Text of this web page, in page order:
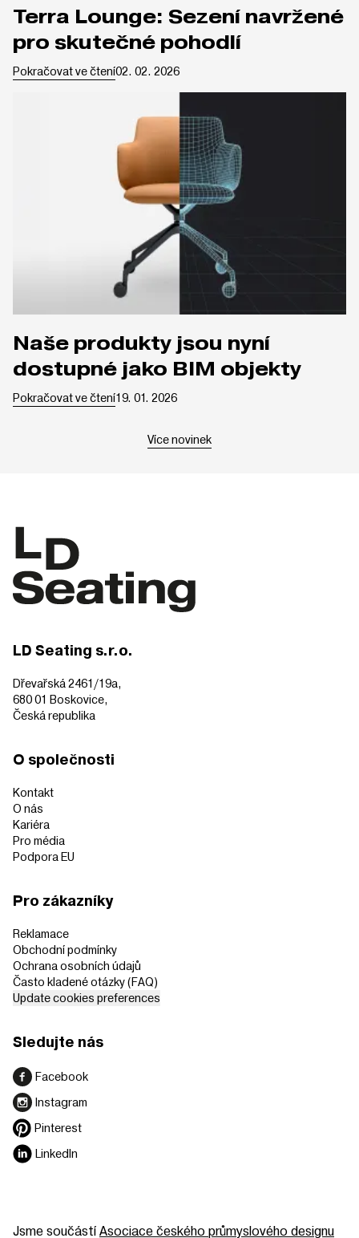
Terra Lounge: Sezení navržené
pro skutečné pohodlí
Pokračovat ve čtení02. 02. 2026
Naše produkty jsou nyní
dostupné jako BIM objekty
Pokračovat ve čtení19. 01. 2026
Více novinek
LD Seating s.r.o.
Dřevařská 2461/19a,
680 01 Boskovice,
Česká republika
O společnosti
Kontakt
O nás
Kariéra
Pro média
Podpora EU
Pro zákazníky
Reklamace
Obchodní podmínky
Ochrana osobních údajů
Často kladené otázky (FAQ)
Update cookies preferences
Sledujte nás
Facebook
Instagram
Pinterest
LinkedIn
Jsme součástíAsociace českého průmyslového designu